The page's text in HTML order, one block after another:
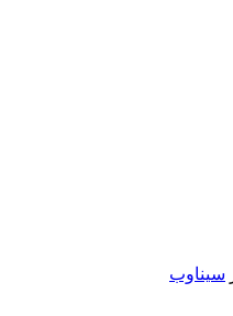
سیناوب